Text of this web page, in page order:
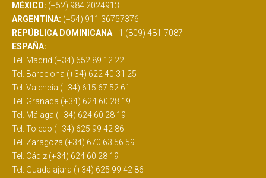
MÉXICO: (+52) 984 2024913
ARGENTINA: (+54) 911 36757376
REPÚBLICA DOMINICANA+1 (809) 481-7087
ESPAÑA:
Tel. Madrid (+34) 652 89 12 22
Tel. Barcelona (+34) 622 40 31 25
Tel. Valencia (+34) 615 67 52 61
Tel. Granada (+34) 624 60 28 19
Tel. Málaga (+34) 624 60 28 19
Tel. Toledo (+34) 625 99 42 86
Tel. Zaragoza (+34) 670 63 56 59
Tel. Cádiz (+34) 624 60 28 19
Tel. Guadalajara (+34) 625 99 42 86